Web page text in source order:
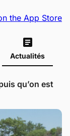
Actualités
qu’on est